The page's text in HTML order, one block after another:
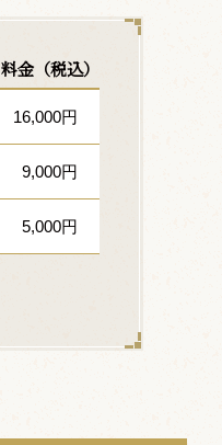
料金（税込）
16,000円
9,000円
5,000円